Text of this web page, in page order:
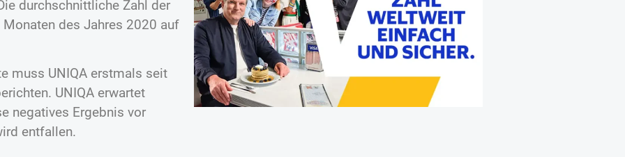
durchschnittliche Zahl der
des Jahres 2020 auf
muss UNIQA erstmals seit
UNIQA erwartet
negatives Ergebnis vor
entfallen.